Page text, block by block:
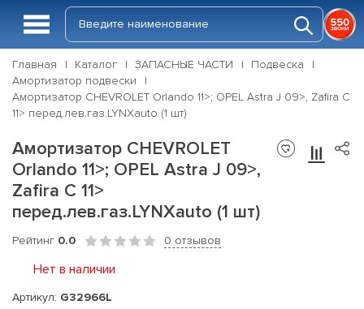
Главная Каталог ЗАПАСНЫЕ ЧАСТИ
Подвеска
Амортизатор подвески
Амортизатор CHEVROLET Orlando 11>; OPEL Astra J 09>, Zafira C
11> перед.лев.газ.LYNXauto (1 шт)
Амортизатор CHEVROLET
Orlando 11>; OPEL Astra J 09>,
Zafira C 11>
перед.лев.газ.LYNXauto (1 шт)
Рейтинг 0.0 0 отзывов
Нет в наличии
Артикул: G32966L